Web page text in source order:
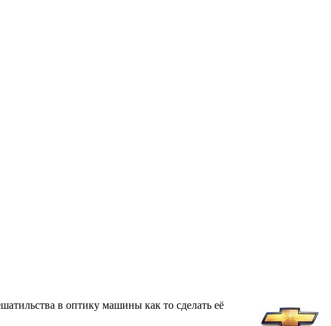
в оптику машины как то сделать её